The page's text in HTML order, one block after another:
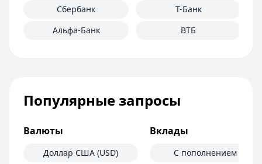
Сбербанк
Альфа-Банк
Т-Банк
ВТБ
Популярные запросы
Валюты
Доллар США (USD)
Вклады
С пополнением